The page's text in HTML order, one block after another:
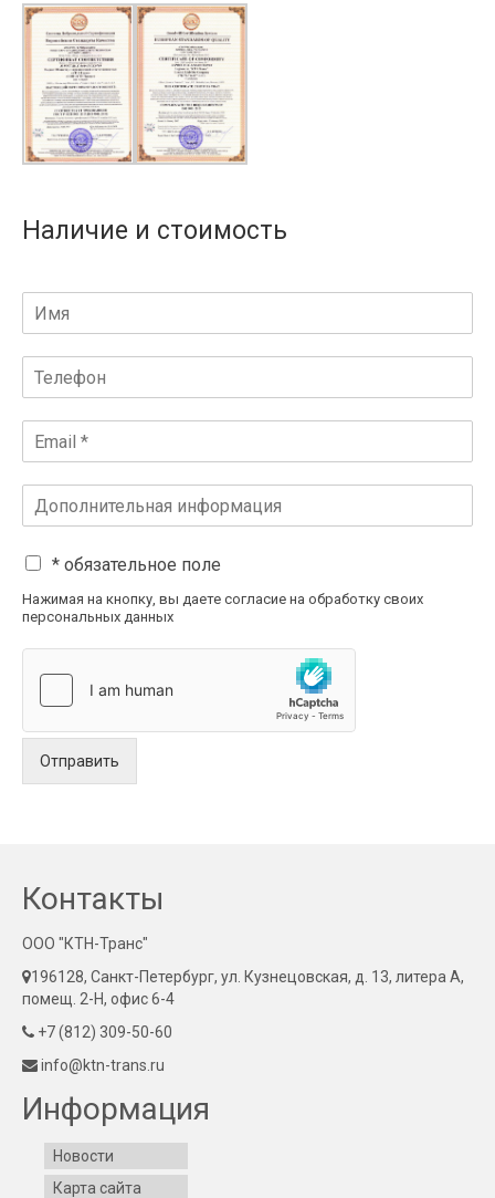
Наличие и стоимость
* обязательное поле
Нажимая на кнопку, вы даете согласие на обработку своих
персональных данных
Отправить
Контакты
ООО "КТН-Транс"
196128, Санкт-Петербург, ул. Кузнецовская, д. 13, литера А,
помещ. 2-Н, офис 6-4
+7 (812) 309-50-60
info@ktn-trans.ru
Информация
Новости
Карта сайта